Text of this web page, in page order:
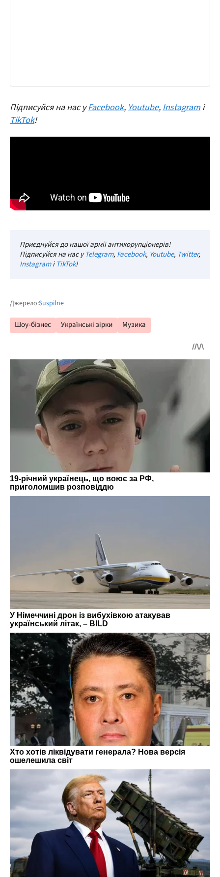
Підписуйся на нас уFacebook,Youtube,Instagram і
TikTok!
Приєднуйся до нашої армії антикорупціонерів!
Підписуйся на нас уTelegram, Facebook, Youtube, Twitter,
InstagramіTikTok!
Джерело:Suspilne
Шоу-бізнес Українські зірки Музика